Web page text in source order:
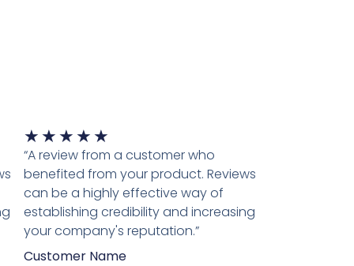
★ ★ ★ ★ ★
5
van
5
“A review from a customer who
benefited from your product. Reviews
can be a highly effective way of
establishing credibility and increasing
your company's reputation.”
Customer Name